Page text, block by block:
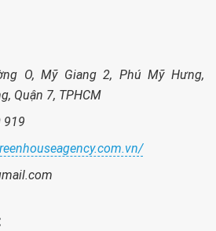
O, Mỹ Giang 2, Phú Mỹ Hưng,
Quận 7, TPHCM
919